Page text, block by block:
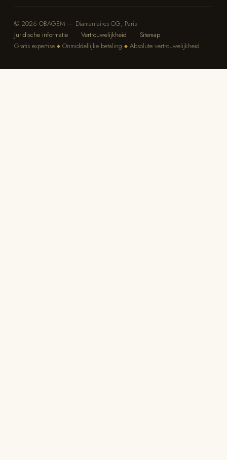
© 2026 OBAGEM — Diamantaires OG, Paris
Juridische informatie
· Vertrouwelijkheid ·
Sitemap
Gratis expertise ◆ Onmiddellijke betaling ◆ Absolute vertrouwelijkheid